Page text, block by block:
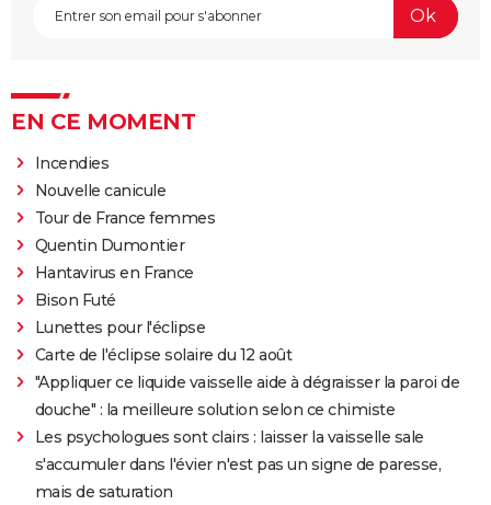
EN CE MOMENT
Incendies
Nouvelle canicule
Tour de France femmes
Quentin Dumontier
Hantavirus en France
Bison Futé
Lunettes pour l'éclipse
Carte de l'éclipse solaire du 12 août
"Appliquer ce liquide vaisselle aide à dégraisser la paroi de
douche" : la meilleure solution selon ce chimiste
Les psychologues sont clairs : laisser la vaisselle sale
s'accumuler dans l'évier n'est pas un signe de paresse,
mais de saturation